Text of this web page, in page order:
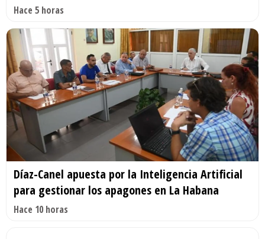
Hace 5 horas
Díaz-Canel apuesta por la Inteligencia Artificial
para gestionar los apagones en La Habana
Hace 10 horas